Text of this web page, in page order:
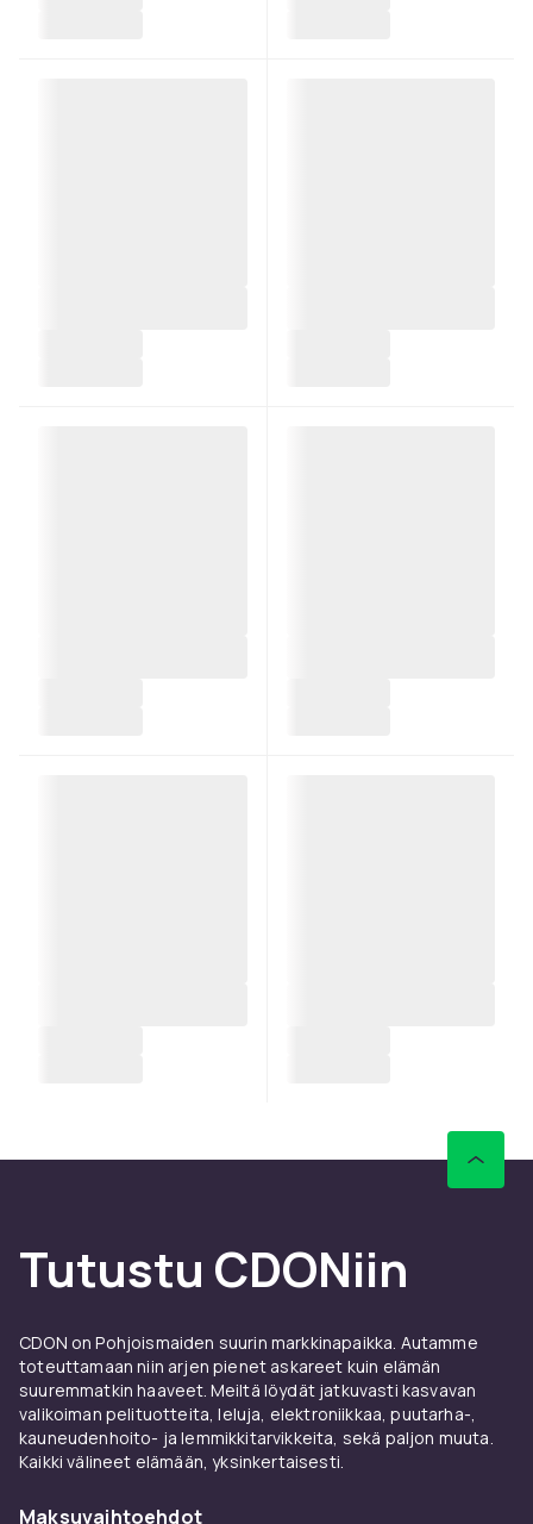
Tutustu CDONiin
CDON on Pohjoismaiden suurin markkinapaikka. Autamme
toteuttamaan niin arjen pienet askareet kuin elämän
suuremmatkin haaveet. Meiltä löydät jatkuvasti kasvavan
valikoiman pelituotteita, leluja, elektroniikkaa, puutarha-,
kauneudenhoito- ja lemmikkitarvikkeita, sekä paljon muuta.
Kaikki välineet elämään, yksinkertaisesti.
Maksuvaihtoehdot